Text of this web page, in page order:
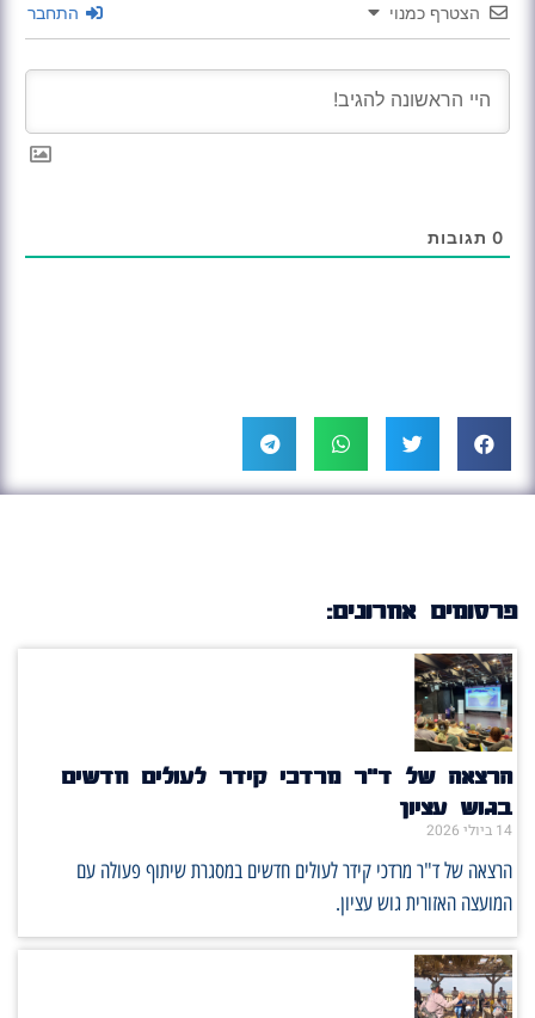
הצטרף כמנוי התחבר
0 תגובות
פרסומים אחרונים:
הרצאה של ד"ר מרדכי קידר לעולים חדשים
בגוש עציון
14 ביולי 2026
הרצאה של ד"ר מרדכי קידר לעולים חדשים במסגרת שיתוף פעולה עם
המועצה האזורית גוש עציון.